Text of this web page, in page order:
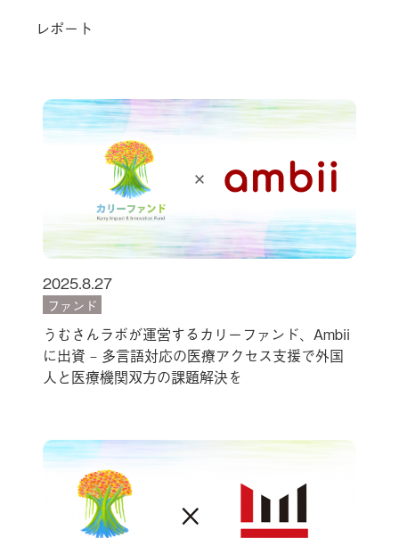
2025.8.27
ファンド
うむさんラボが運営するカリーファンド、Ambii
に出資 – 多言語対応の医療アクセス支援で外国
人と医療機関双方の課題解決を
レポート